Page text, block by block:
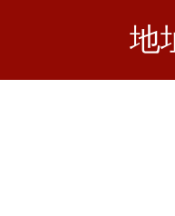
地